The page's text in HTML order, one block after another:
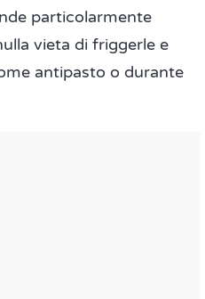
particolarmente
vieta di friggerle e
antipasto o durante